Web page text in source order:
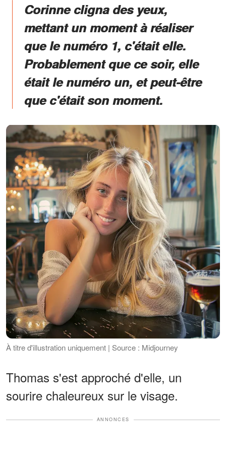
Corinne cligna des yeux,
mettant un moment à réaliser
que le numéro 1, c'était elle.
Probablement que ce soir, elle
était le numéro un, et peut-être
que c'était son moment.
À titre d'illustration uniquement | Source : Midjourney
Thomas s'est approché d'elle, un
sourire chaleureux sur le visage.
ANNONCES